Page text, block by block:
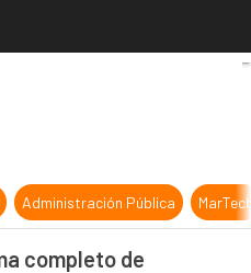
un sistema
Administración Pública
completo de